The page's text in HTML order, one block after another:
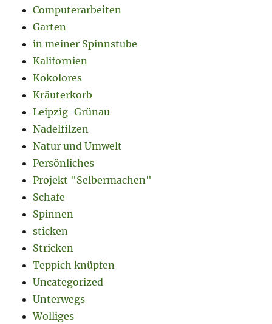
Computerarbeiten
Garten
in meiner Spinnstube
Kalifornien
Kokolores
Kräuterkorb
Leipzig-Grünau
Nadelfilzen
Natur und Umwelt
Persönliches
Projekt "Selbermachen"
Schafe
Spinnen
sticken
Stricken
Teppich knüpfen
Uncategorized
Unterwegs
Wolliges